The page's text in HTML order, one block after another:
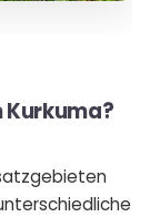
Kurkuma?